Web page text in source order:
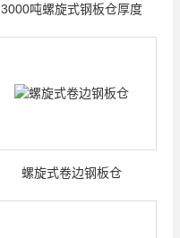
3000吨螺旋式钢板仓厚度
螺旋式卷边钢板仓